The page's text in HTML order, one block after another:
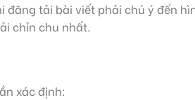
tải bài viết phải chú ý đến
chỉn chu nhất.
xác định: